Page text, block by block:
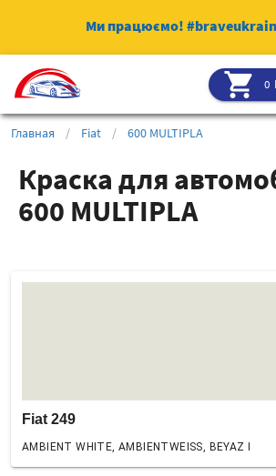
Ми працюємо!
shopping_cart 0
Главная / Fiat / 600 MULTIPLA
Краска для
600 MULTIPLA
Fiat 249
AMBIENT WHITE, AMBIENTWEISS, BEYAZ I